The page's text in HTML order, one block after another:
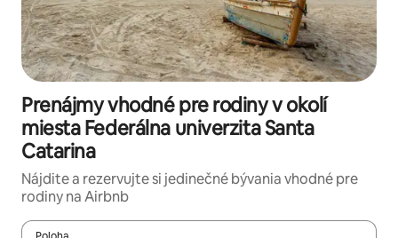
Prenájmy vhodné pre rodiny v okolí
miesta Federálna univerzita Santa
Catarina
Nájdite a rezervujte si jedinečné bývania vhodné pre
rodiny na Airbnb